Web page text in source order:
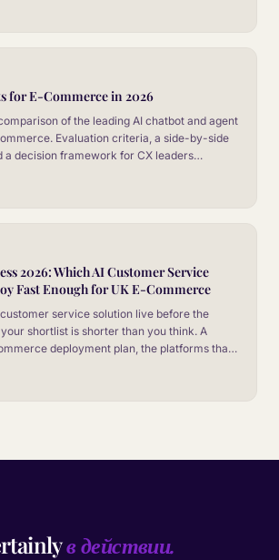
for E-Commerce in 2026
of the leading AI chatbot and agent
Evaluation criteria, a side-by-side
a decision framework for CX leaders
2026: Which AI Customer Service
Fast Enough for UK E-Commerce
service solution live before the
shortlist is shorter than you think. A
deployment plan, the platforms that
в действии.